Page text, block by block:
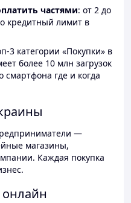
частями: от 2 до
кредитный лимит в
3 категории «Покупки» в
более 10 млн загрузок
смартфона где и когда
—
магазины,
Каждая покупка
онлайн